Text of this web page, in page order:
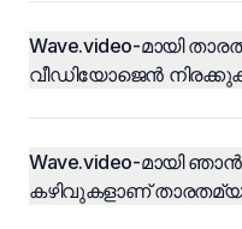
Wave.video-മായി
വീഡിയോജെൻ
Wave.video-മായി
കഴിവുകളാണ്